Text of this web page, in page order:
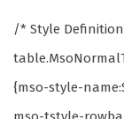
/* Style
{mso-style-